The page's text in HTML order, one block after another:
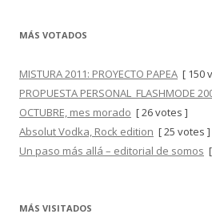
MÁS VOTADOS
MISTURA 2011: PROYECTO PAPEA [ 150
PROPUESTA PERSONAL_FLASHMODE
OCTUBRE, mes morado [ 26 votes ]
Absolut Vodka, Rock edition [ 25 votes ]
Un paso más allá – editorial de somos
MÁS VISITADOS